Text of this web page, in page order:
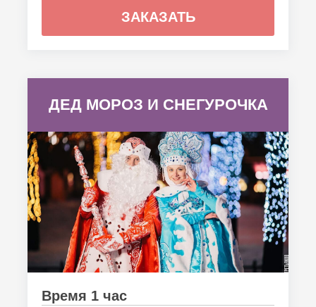
ЗАКАЗАТЬ
ДЕД МОРОЗ И СНЕГУРОЧКА
Время 1 час